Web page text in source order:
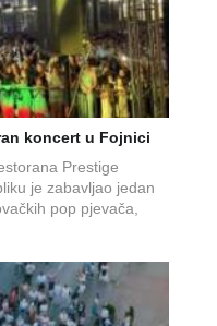
koncert u Fojnici
Prestige
je zabavljao jedan
pop pjevača,